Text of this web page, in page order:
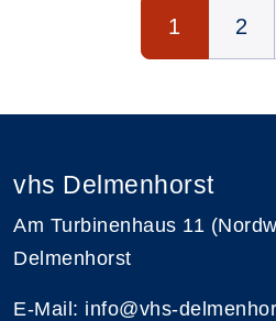
1 2
vhs Delmenhorst
Am Turbinenhaus 11
Delmenhorst
E-Mail: info@vhs-